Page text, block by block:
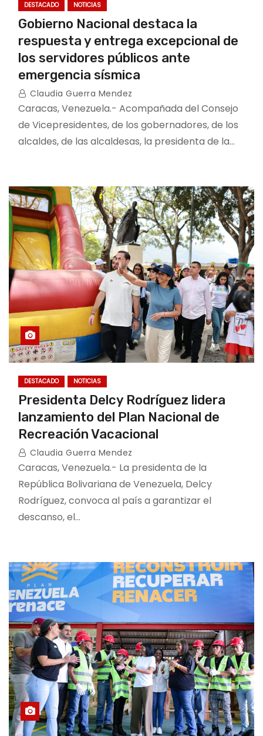
DESTACADO NOTICIAS
Gobierno Nacional destaca la
respuesta y entrega excepcional de
los servidores públicos ante
emergencia sísmica
Claudia Guerra Mendez
Caracas, Venezuela.- Acompañada del Consejo
de Vicepresidentes, de los gobernadores, de los
alcaldes, de las alcaldesas, la presidenta de la…
DESTACADO NOTICIAS
Presidenta Delcy Rodríguez lidera
lanzamiento del Plan Nacional de
Recreación Vacacional
Claudia Guerra Mendez
Caracas, Venezuela.- La presidenta de la
República Bolivariana de Venezuela, Delcy
Rodríguez, convoca al país a garantizar el
descanso, el…